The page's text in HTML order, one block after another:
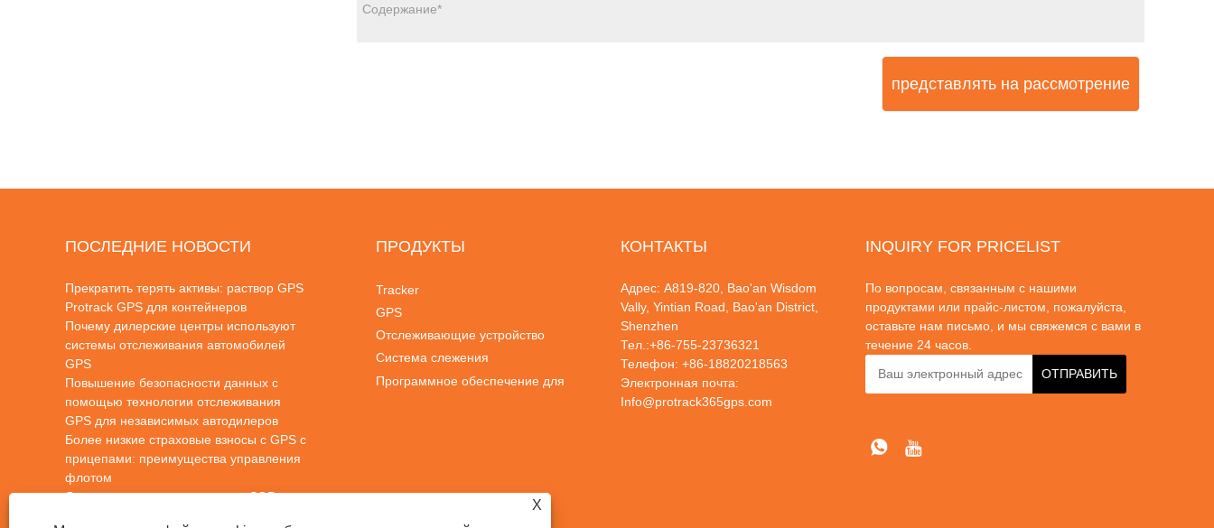
представлять на рассмотрение
ПОСЛЕДНИЕ НОВОСТИ
Прекратить терять активы: раствор GPS
Protrack GPS для контейнеров
Почему дилерские центры используют
системы отслеживания автомобилей
GPS
Повышение безопасности данных с
помощью технологии отслеживания
GPS для независимых автодилеров
Более низкие страховые взносы с GPS с
прицепами: преимущества управления
флотом
Лучшие преимущества парков SOP:
ПРОДУКТЫ
Tracker
GPS
Отслеживающие устройство
Система слежения
Программное обеспечение для
КОНТАКТЫ
Адрес: A819-820, Bao'an Wisdom
Vally, Yintian Road, Bao'an District,
Shenzhen
Тел.:+86-755-23736321
Телефон: +86-18820218563
Электронная почта:
Info@protrack365gps.com
INQUIRY FOR PRICELIST
По вопросам, связанным с нашими
продуктами или прайс-листом, пожалуйста,
оставьте нам письмо, и мы свяжемся с вами в
течение 24 часов.
X